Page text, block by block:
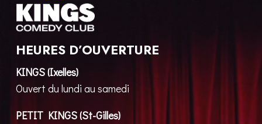
HEURES D’OUVERTURE
KINGS (Ixelles)
Ouvert du lundi au samedi
PETIT KINGS (St-Gilles)